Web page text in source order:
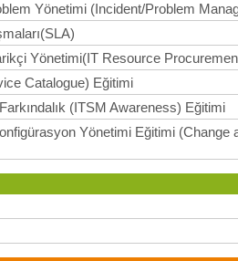
Yönetimi (Incident/Problem
Yönetimi(IT Resource
Catalogue) Eğitimi
(ITSM Awareness) Eğitimi
Yönetimi Eğitimi (Change